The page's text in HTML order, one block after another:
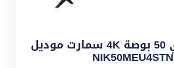
شاشة نيكاي 50 بوصة 4K سمارت موديل
NIK50MEU4STN